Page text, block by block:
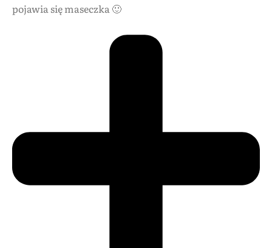
pojawia się maseczka 🙂